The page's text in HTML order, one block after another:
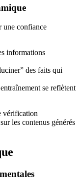
une confiance
informations
des faits qui
se reflètent
vérification
les contenus générés